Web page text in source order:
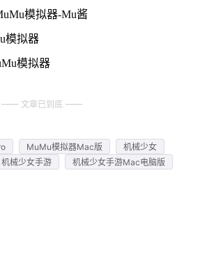
模拟器-Mu酱
模拟器
模拟器
文章已到底
MuMu模拟器Mac版
机械少女
机械少女手游
机械少女手游Mac电脑版